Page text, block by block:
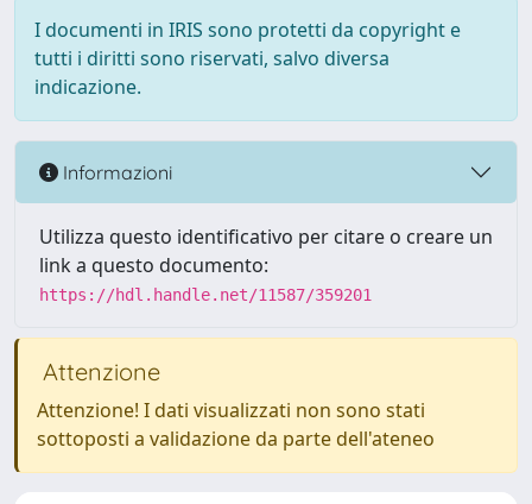
I documenti in IRIS sono protetti da copyright e
tutti i diritti sono riservati, salvo diversa
indicazione.
Informazioni
Utilizza questo identificativo per citare o creare un
link a questo documento:
https://hdl.handle.net/11587/359201
Attenzione
Attenzione! I dati visualizzati non sono stati
sottoposti a validazione da parte dell'ateneo